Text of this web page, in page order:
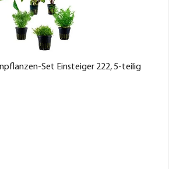
Set Einsteiger 222, 5-teilig